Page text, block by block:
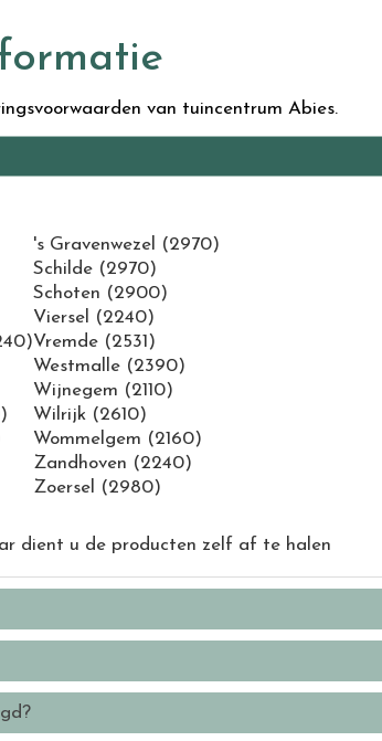
van tuincentrum Abies.
's Gravenwezel (2970)
Schilde (2970)
Schoten (2900)
Viersel (2240)
Vremde (2531)
Westmalle (2390)
Wijnegem (2110)
Wilrijk (2610)
Wommelgem (2160)
Zandhoven (2240)
Zoersel (2980)
dient u de producten zelf af te halen